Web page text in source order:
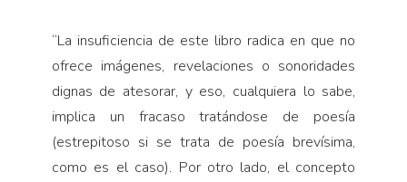
“La insuficiencia de este libro radica en que no
ofrece imágenes, revelaciones o sonoridades
dignas de atesorar, y eso, cualquiera lo sabe,
implica un fracaso tratándose de poesía
(estrepitoso si se trata de poesía brevísima,
como es el caso). Por otro lado, el concepto